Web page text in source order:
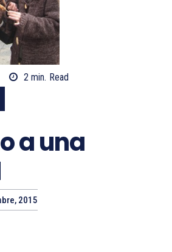
2 min. Read
a una
2015